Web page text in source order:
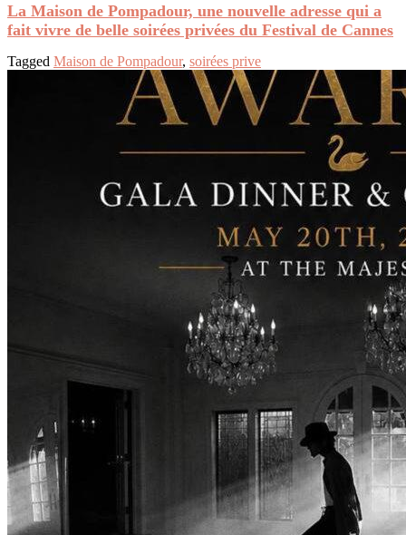
La Maison de Pompadour, une nouvelle adresse qui a
fait vivre de belle soirées privées du Festival de Cannes
Tagged Maison de Pompadour, soirées prive